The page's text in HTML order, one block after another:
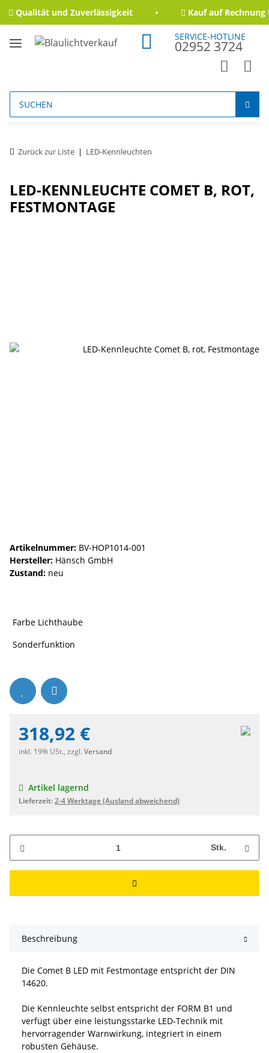
Qualität und Zuverlässigkeit Kauf auf Rechnung
SERVICE-HOTLINE
02952 3724
Zurück zur Liste LED-Kennleuchten
LED-KENNLEUCHTE COMET B, ROT,
FESTMONTAGE
Artikelnummer: BV-HOP1014-001
Hersteller: Hänsch GmbH
Zustand: neu
Farbe Lichthaube
Sonderfunktion
318,92 €
inkl. 19% USt., zzgl. Versand
Artikel lagernd
Lieferzeit:2-4 Werktage(Ausland abweichend)
Stk.
Beschreibung
Die Comet B LED mit Festmontage entspricht der DIN
14620.
Die Kennleuchte selbst entspricht der FORM B1 und
verfügt über eine leistungsstarke LED-Technik mit
hervorragender Warnwirkung, integriert in einem
robusten Gehäuse.